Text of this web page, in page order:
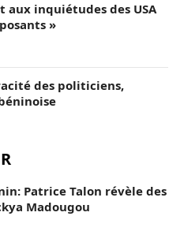
aux inquiétudes des USA
»
des politiciens,
Patrice Talon révèle des
Madougou